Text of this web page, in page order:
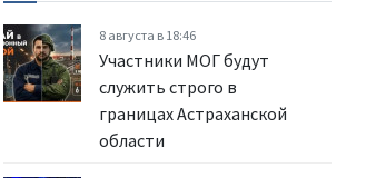
8 августа в 18:46
Участники МОГ будут
служить строго в
границах Астраханской
области